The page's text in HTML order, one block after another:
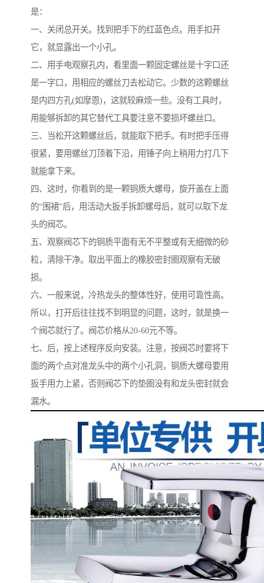
是：
一、关闭总开关。找到把手下的红蓝色点。用手扣开
它，就显露出一个小孔。
二、用手电观察孔内，看里面一颗固定螺丝是十字口还
是一字口，用相应的螺丝刀去松动它。少数的这颗螺丝
是内四方孔(如摩恩)，这就较麻烦一些。没有工具时，
用能够拆卸的其它替代工具要注意不要损坏螺丝口。
三、当松开这颗螺丝后，就能取下把手。有时把手压得
很紧，要用螺丝刀顶着下沿，用锤子向上稍用力打几下
就能拿下来。
四、这时，你看到的是一颗铜质大螺母，旋开盖在上面
的“围裙”后，用活动大扳手拆卸螺母后，就可以取下龙
头的阀芯。
五、观察阀芯下的铜质平面有无不平整或有无细微的砂
粒，清除干净。取出平面上的橡胶密封圈观察有无破
损。
六、一般来说，冷热龙头的整体性好，使用可靠性高。
所以，打开后往往找不到明显的问题，这时，就是换一
个阀芯就行了。阀芯价格从20-60元不等。
七、后，按上述程序反向安装。注意，按阀芯时要将下
面的两个点对准龙头中的两个小孔洞，铜质大螺母要用
扳手用力上紧，否则阀芯下的垫圈没有和龙头密封就会
漏水。